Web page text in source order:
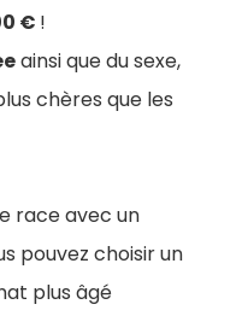
€ !
ainsi que du sexe,
chères que les
race avec un
pouvez choisir un
plus âgé